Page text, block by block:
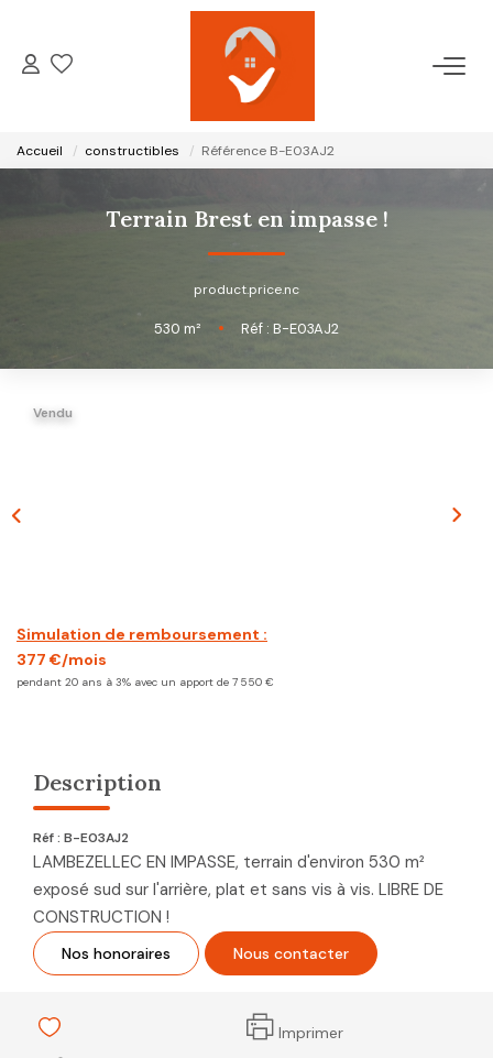
ACCUEIL
NOTRE AGENCE
GESTION LOCATIVE
Accueil constructibles Référence B-E03AJ2
Terrain Brest en impasse !
product.price.nc
530 m² • Réf : B-E03AJ2
Vendu
Simulation de remboursement :
377 €/mois
pendant 20 ans à 3% avec un apport de 7 550 €
Description
Réf : B-E03AJ2
LAMBEZELLEC EN IMPASSE, terrain d'environ 530 m²
exposé sud sur l'arrière, plat et sans vis à vis. LIBRE DE
CONSTRUCTION !
Nos honoraires Nous contacter
Imprimer